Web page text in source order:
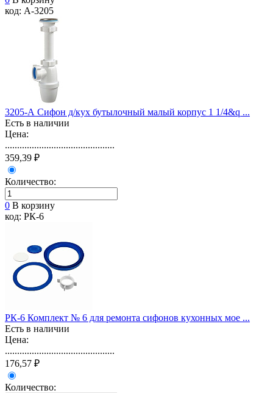
код: А-3205
3205-А Сифон д/кух бутылочный малый корпус 1 1/4&q ...
Есть в наличии
Цена:
.............................................
359,39 ₽
Количество:
0 В корзину
код: РК-6
РК-6 Комплект № 6 для ремонта сифонов кухонных мое ...
Есть в наличии
Цена:
.............................................
176,57 ₽
Количество: